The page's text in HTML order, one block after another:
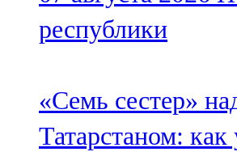
республики
«Семь сестер»
Татарстаном: как